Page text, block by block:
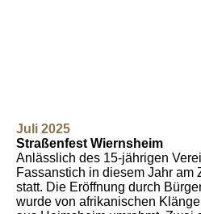
Juli 2025
Straßenfest Wiernsheim
Anlässlich des 15-jährigen
Fassanstich in diesem Jahr am
statt. Die Eröffnung durch
wurde von afrikanischen